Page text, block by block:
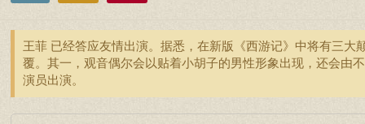
王菲 已经答应友情出演。据悉，在新版《西游记》中将有三大
覆。其一，观音偶尔会以贴着小胡子的男性形象出现，还会由
演员出演。